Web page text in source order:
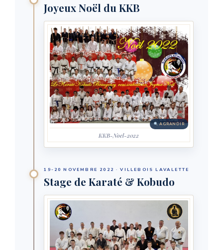
Joyeux Noël du KKB
AGRANDIR
KKB-Noel-2022
19-20 NOVEMBRE 2022 · VILLEBOIS LAVALETTE
Stage de Karaté & Kobudo